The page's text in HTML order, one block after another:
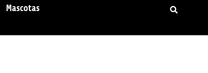
Mascotas